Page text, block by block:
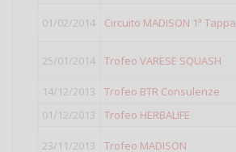
01/02/2014 Circuito MADISON 1ª Tappa
25/01/2014 Trofeo VARESE SQUASH
14/12/2013 Trofeo BTR Consulenze
01/12/2013
Trofeo HERBALIFE
23/11/2013 Trofeo MADISON